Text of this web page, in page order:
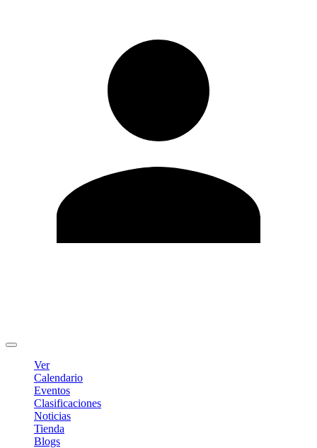
Ver
Calendario
Eventos
Clasificaciones
Noticias
Tienda
Blogs